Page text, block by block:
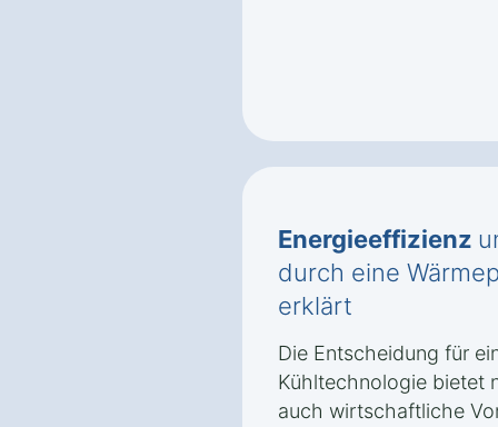
Energieeffizienz
durch eine
erklärt
Die Entscheidung für
Kühltechnologie bietet
auch wirtschaftliche